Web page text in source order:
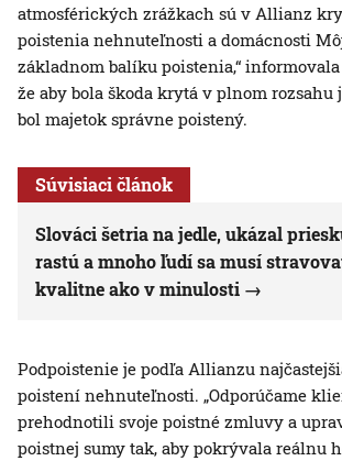
atmosférických zrážkach sú v Allianz
poistenia nehnuteľnosti a domácnosti
základnom balíku poistenia,“
že aby bola škoda krytá v plnom rozsahu
bol majetok správne poistený.
Súvisiaci článok
Slováci šetria na jedle, ukázal
rastú a mnoho ľudí sa musí
kvalitne ako v minulosti
Podpoistenie je podľa Allianzu
poistení nehnuteľnosti. „Odporúčame
prehodnotili svoje poistné zmluvy a
poistnej sumy tak, aby pokrývala reálnu